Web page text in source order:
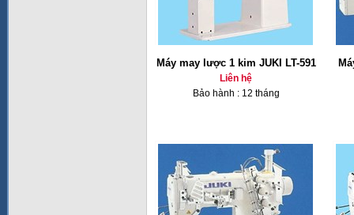
Máy may lược 1 kim JUKI LT-591
Liên hệ
Bảo hành : 12 tháng